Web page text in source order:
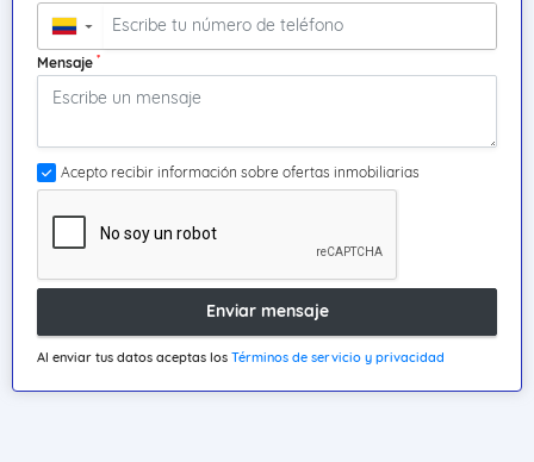
▼
Mensaje *
Acepto recibir información sobre ofertas inmobiliarias
Enviar mensaje
Al enviar tus datos aceptas los Términos de servicio y privacidad